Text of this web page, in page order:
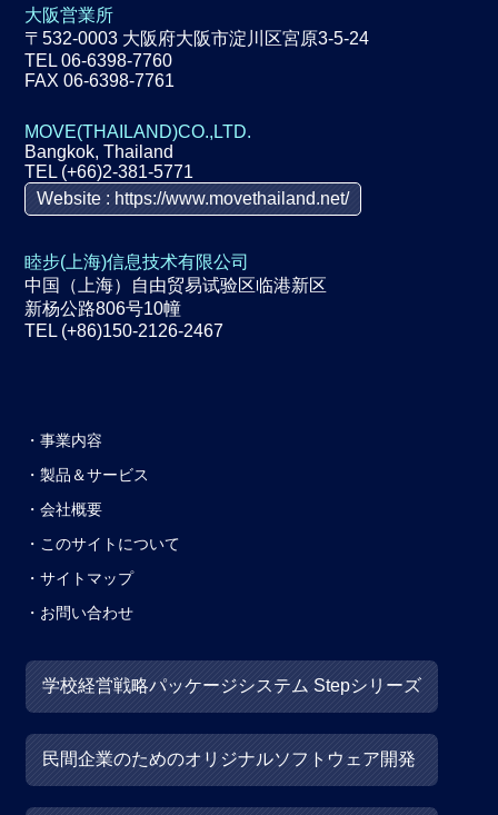
大阪営業所
〒532-0003 大阪府大阪市淀川区宮原3-5-24
TEL 06-6398-7760
FAX 06-6398-7761
MOVE(THAILAND)CO.,LTD.
Bangkok, Thailand
TEL (+66)2-381-5771
Website : https://www.movethailand.net/
睦步(上海)信息技术有限公司
中国（上海）自由贸易试验区临港新区
新杨公路806号10幢
TEL (+86)150-2126-2467
事業内容
製品＆サービス
会社概要
このサイトについて
サイトマップ
お問い合わせ
学校経営戦略パッケージシステム Stepシリーズ
民間企業のためのオリジナルソフトウェア開発